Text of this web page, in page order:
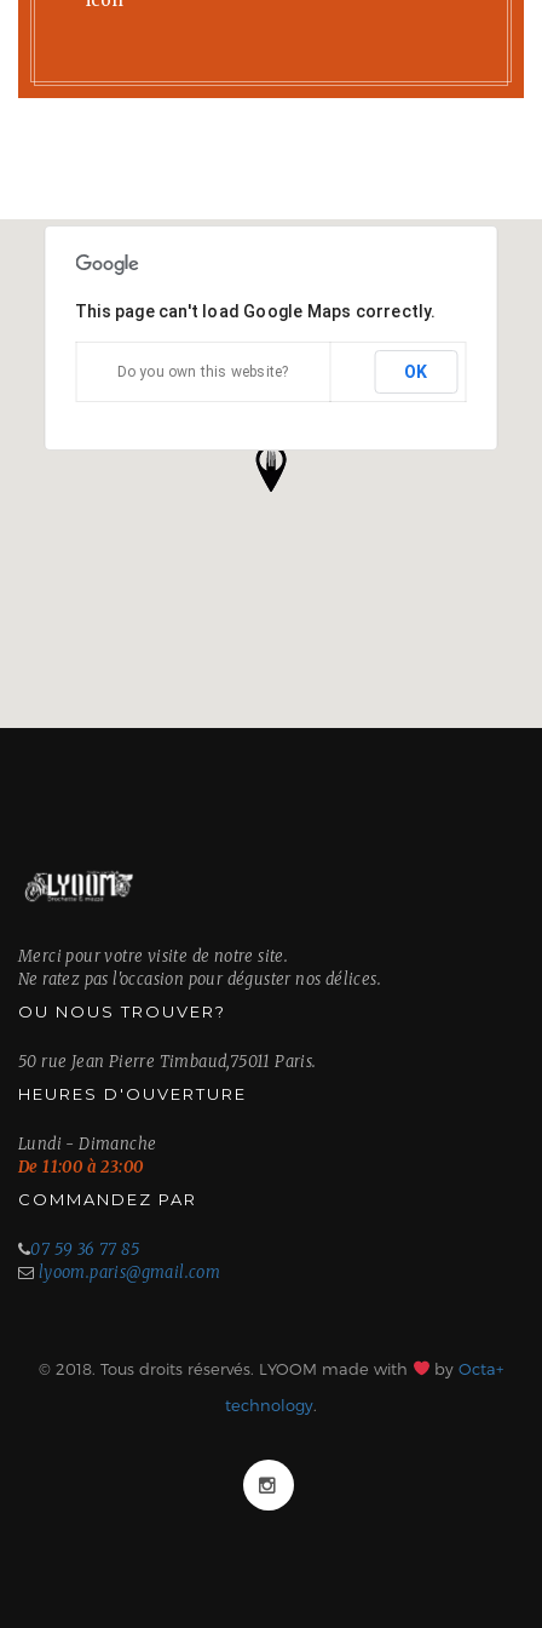
This page can't load Google Maps correctly.
Do you own this website? OK
Merci pour votre visite de notre site.
Ne ratez pas l'occasion pour déguster nos délices.
OU NOUS TROUVER?
50 rue Jean Pierre Timbaud,75011 Paris.
HEURES D'OUVERTURE
Lundi - Dimanche
De 11:00 à 23:00
COMMANDEZ PAR
07 59 36 77 85
lyoom.paris@gmail.com
© 2018. Tous droits réservés. LYOOM made with byOcta+
technology.